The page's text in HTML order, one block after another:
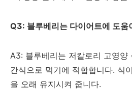
Q3: 블루베리는 다이어트에 도움
A3: 블루베리는 저칼로리 고영양
간식으로 먹기에 적합합니다. 식
을 오래 유지시켜 줍니다.